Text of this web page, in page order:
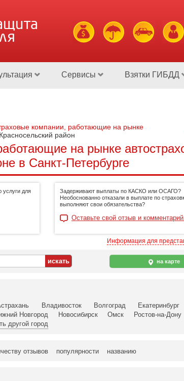
Сервисы Взятки ГИБДД
компании, работающие на рынке
Красносельский район
на рынке
в Санкт-Петербурге
для
Задерживают выплаты по КАСКО или ОСАГО?
Необоснованно отказали в выплате по
выполняют свои обязательства?
Оставьте свой отзыв и
Информация для
на карте
Владивосток Волгоград Екатеринбург
Новгород Новосибирск Омск Ростов-на-Дону
другой город
отзывов популярности названию